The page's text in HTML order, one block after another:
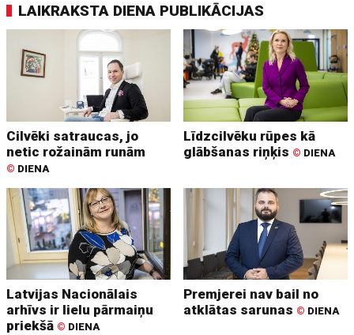
LAIKRAKSTA DIENA PUBLIKĀCIJAS
Cilvēki satraucas, jo
netic rožainām runām
© DIENA
Līdzcilvēku rūpes kā
glābšanas riņķis © DIENA
Latvijas Nacionālais
arhīvs ir lielu pārmaiņu
priekšā © DIENA
Premjerei nav bail no
atklātas sarunas © DIENA